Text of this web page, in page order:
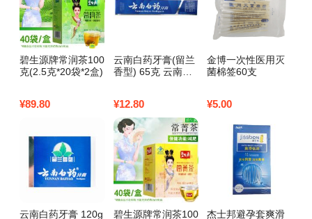
碧生源牌常润茶100
克(2.5克*20袋*2盒)
¥89.80
云南白药牙膏(留兰
香型) 65克 云南白
¥12.80
金博一次性医用灭
菌棉签60支
¥5.00
云南白药牙膏 120g
碧生源牌常润茶100
杰士邦避孕套爽滑